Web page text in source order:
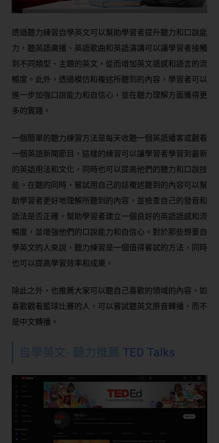
透過聽力練習自學英文可以幫助學習者提升聽力和口說能
力，聽英語廣播、英語歌曲和英語演講可以讓學習者接觸
到不同類型、主題的英文，從而增加英文語感和語言的流
暢度。此外，透過模仿和複述所聽到的內容，學習者可以
進一步加強口說能力和自信心，並在聽力理解方面獲得更
多的實踐。
一個簡單的聽力練習方法是每天收聽一個英語播客或觀看
一個英語新聞節目，這樣的練習可以讓學習者學習到最新
的英語用法和文化，同時也可以提高他們的聽力和口說技
能。在聽的同時，嘗試用自己的話複述聽到的內容可以幫
助學習者更好地理解所聽到的內容，並檢查自己的發音和
語法是否正確，幫助學習者建立一個良好的英語語感和流
暢度，並增強他們的口說能力和自信心。對於那些想要自
學英文的人來說，聽力練習是一個值得嘗試的方法，同時
也可以提高學習效率和成果。
除此之外，也推薦大家可以聽自己喜歡的領域的內容，如
喜歡觀看籃球比賽的人，可以嘗試聽英文原音轉播，而不
是中文轉播。
自學英文- 聽力推薦 TED Talks